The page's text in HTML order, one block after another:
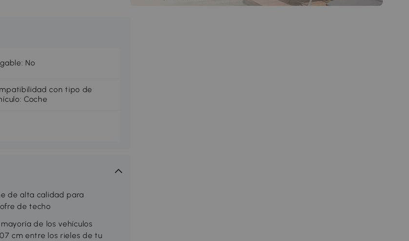
No
con tipo de
Coche
de alta calidad para
de techo
de los vehículos
cm entre los rieles de tu